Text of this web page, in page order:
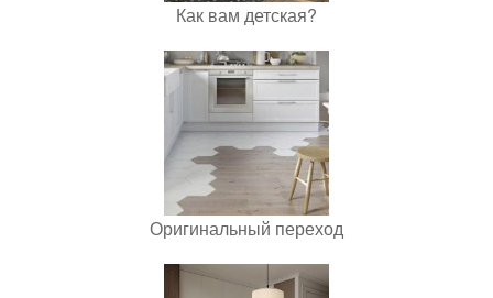
Как вам детская?
Оригинальный переход